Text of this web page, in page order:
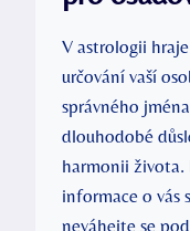
V astrologii
určování vaší
správného
dlouhodobé
harmonii života.
informace o vás
neváhejte se